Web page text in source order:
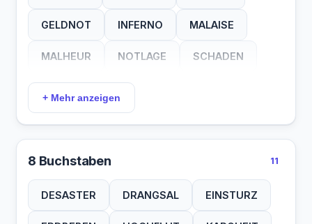
GELDNOT INFERNO MALAISE
MALHEUR NOTLAGE SCHADEN
UNSEGEN
+ Mehr anzeigen
8 Buchstaben 11
DESASTER DRANGSAL EINSTURZ